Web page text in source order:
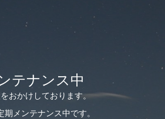
テナンス中
おかけしております。
期メンテナンス中です。